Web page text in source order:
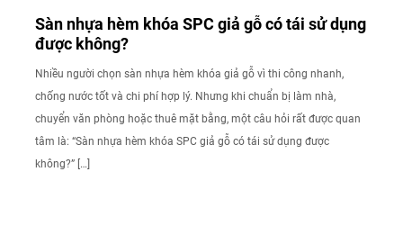
Sàn nhựa hèm khóa SPC giả gỗ có tái sử dụng
được không?
Nhiều người chọn sàn nhựa hèm khóa giả gỗ vì thi công nhanh,
chống nước tốt và chi phí hợp lý. Nhưng khi chuẩn bị làm nhà,
chuyển văn phòng hoặc thuê mặt bằng, một câu hỏi rất được quan
tâm là: “Sàn nhựa hèm khóa SPC giả gỗ có tái sử dụng được
không?” […]